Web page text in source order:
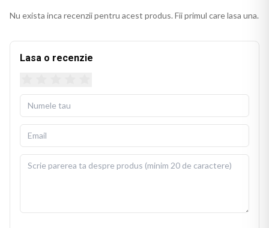
Nu exista inca recenzii pentru acest produs. Fii primul care lasa una.
Lasa o recenzie